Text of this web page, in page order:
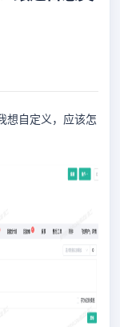
想自定义，应该怎